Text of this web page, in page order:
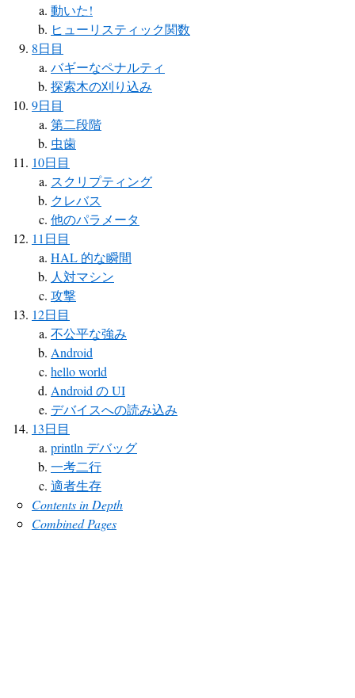
動いた!
ヒューリスティック関数
8日目
バギーなペナルティ
探索木の刈り込み
9日目
第二段階
虫歯
10日目
スクリプティング
クレバス
他のパラメータ
11日目
HAL 的な瞬間
人対マシン
攻撃
12日目
不公平な強み
Android
hello world
Android の UI
デバイスへの読み込み
13日目
println デバッグ
一考二行
適者生存
Contents in Depth
Combined Pages